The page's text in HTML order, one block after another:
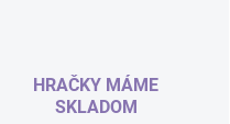
HRAČKY MÁME
SKLADOM